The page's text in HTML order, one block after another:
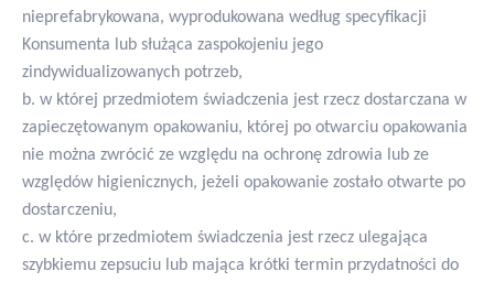
nieprefabrykowana, wyprodukowana według specyfikacji
Konsumenta lub służąca zaspokojeniu jego
zindywidualizowanych potrzeb,
b. w której przedmiotem świadczenia jest rzecz dostarczana w
zapieczętowanym opakowaniu, której po otwarciu opakowania
nie można zwrócić ze względu na ochronę zdrowia lub ze
względów higienicznych, jeżeli opakowanie zostało otwarte po
dostarczeniu,
c. w które przedmiotem świadczenia jest rzecz ulegająca
szybkiemu zepsuciu lub mająca krótki termin przydatności do